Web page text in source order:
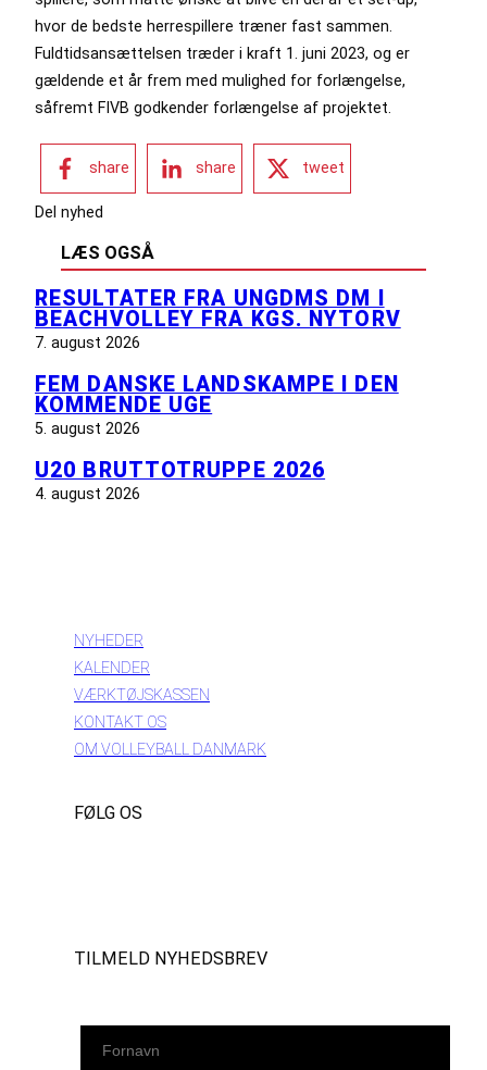
hvor de bedste herrespillere træner fast sammen.
Fuldtidsansættelsen træder i kraft 1. juni 2023, og er
gældende et år frem med mulighed for forlængelse,
såfremt FIVB godkender forlængelse af projektet.
share share tweet
Del nyhed
LÆS OGSÅ
RESULTATER FRA UNGDMS DM I
BEACHVOLLEY FRA KGS. NYTORV
7. august 2026
FEM DANSKE LANDSKAMPE I DEN
KOMMENDE UGE
5. august 2026
U20 BRUTTOTRUPPE 2026
4. august 2026
NYHEDER
KALENDER
VÆRKTØJSKASSEN
KONTAKT OS
OM VOLLEYBALL DANMARK
FØLG OS
TILMELD NYHEDSBREV